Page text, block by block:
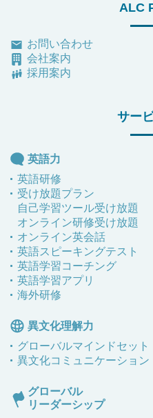
ALC
お問い合わせ
会社案内
採用案内
サー
英語力
英語研修
受け放題プラン
自己学習ツール受け放題
オンライン研修受け放題
オンライン英会話
英語スピーキングテスト
英語学習コーチング
英語学習アプリ
海外研修
異文化理解力
グローバルマインドセット
異文化コミュニケーション
グローバル
リーダーシップ